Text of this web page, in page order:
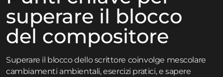
superare il blocco
del compositore
Superare il blocco dello scrittore coinvolge mescolare
cambiamenti ambientali, esercizi pratici, e sapere